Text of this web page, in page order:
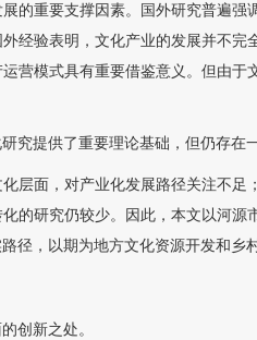
的重要支撑因素。国外研究普遍
经验表明，文化产业的发展并不完
营模式具有重要借鉴意义。但由
究提供了重要理论基础，但仍存在
层面，对产业化发展路径关注不足
的研究仍较少。因此，本文以河源
径，以期为地方文化资源开发和乡
创新之处。